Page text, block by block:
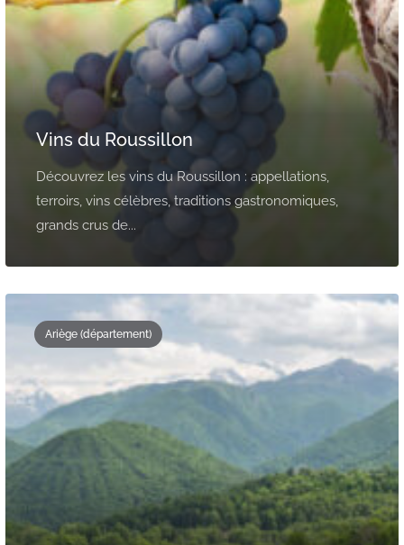
Vins du Roussillon
Découvrez les vins du Roussillon : appellations,
terroirs, vins célèbres, traditions gastronomiques,
grands crus de...
Ariège (département)